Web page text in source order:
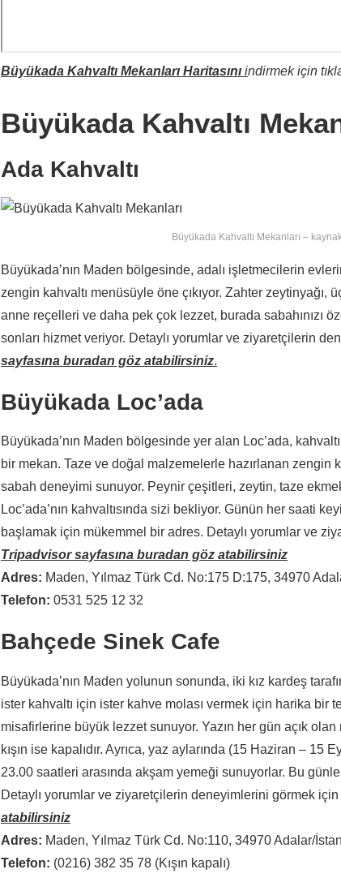
Büyükada Kahvaltı Mekanları Haritasını indirmek için
Büyükada Kahvaltı
Ada Kahvaltı
Büyükada Kahvaltı Mekanları –
Büyükada’nın Maden bölgesinde, adalı işletmecilerin
zengin kahvaltı menüsüyle öne çıkıyor. Zahter zeytinyağı,
anne reçelleri ve daha pek çok lezzet, burada sabahınızı
sonları hizmet veriyor. Detaylı yorumlar ve ziyaretçilerin
sayfasına buradan göz atabilirsiniz.
Büyükada Loc’ada
Büyükada’nın Maden bölgesinde yer alan Loc’ada,
bir mekan. Taze ve doğal malzemelerle hazırlanan zengin
sabah deneyimi sunuyor. Peynir çeşitleri, zeytin, taze
Loc’ada’nın kahvaltısında sizi bekliyor. Günün her saati
başlamak için mükemmel bir adres. Detaylı yorumlar ve
Tripadvisor sayfasına buradan göz atabilirsiniz
Adres: Maden, Yılmaz Türk Cd. No:175 D:175, 34970
Telefon: 0531 525 12 32
Bahçede Sinek Cafe
Büyükada’nın Maden yolunun sonunda, iki kız kardeş
ister kahvaltı için ister kahve molası vermek için harika bir
misafirlerine büyük lezzet sunuyor. Yazın her gün açık
kışın ise kapalıdır. Ayrıca, yaz aylarında (15 Haziran – 15
23.00 saatleri arasında akşam yemeği sunuyorlar. Bu
Detaylı yorumlar ve ziyaretçilerin deneyimlerini görmek için
atabilirsiniz
Adres: Maden, Yılmaz Türk Cd. No:110, 34970 Adalar/
Telefon: (0216) 382 35 78 (Kışın kapalı)